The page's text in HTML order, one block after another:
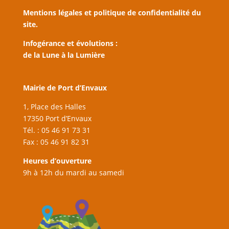
Mentions légales et politique de confidentialité du
site.
Infogérance et évolutions :
de la Lune à la Lumière
Mairie de Port d’Envaux
1, Place des Halles
17350 Port d’Envaux
Tél. : 05 46 91 73 31
Fax : 05 46 91 82 31
Heures d’ouverture
9h à 12h du mardi au samedi